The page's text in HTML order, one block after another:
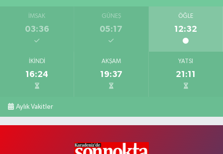
İMSAK
03:36
GÜNEŞ
05:17
ÖĞLE
12:32
İKINDI
16:24
AKŞAM
19:37
YATSI
21:11
Aylık Vakitler